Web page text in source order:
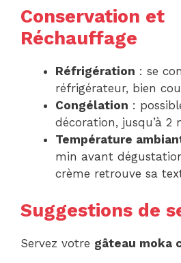
Conservation et
Réchauffage
Réfrigération : se
réfrigérateur, bien
Congélation :
décoration, jusqu’à 2
Température
min avant
crème retrouve sa
Suggestions de
Servez votre gâteau moka